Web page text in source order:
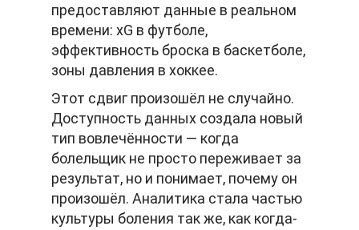
предоставляют данные в реальном
времени: xG в футболе,
эффективность броска в баскетболе,
зоны давления в хоккее.
Этот сдвиг произошёл не случайно.
Доступность данных создала новый
тип вовлечённости — когда
болельщик не просто переживает за
результат, но и понимает, почему он
произошёл. Аналитика стала частью
культуры боления так же, как когда-